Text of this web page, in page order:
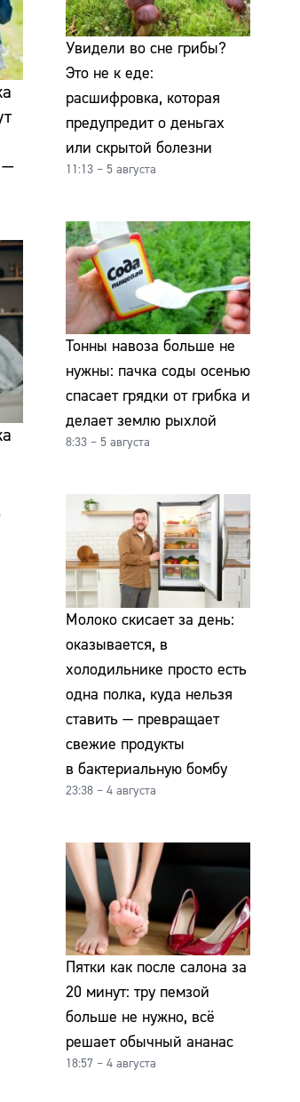
—
Увидели во сне грибы?
Это не к еде:
расшифровка, которая
предупредит о деньгах
или скрытой болезни
11:13 – 5 августа
Тонны навоза больше не
нужны: пачка соды осенью
спасает грядки от грибка и
делает землю рыхлой
8:33 – 5 августа
Молоко скисает за день:
оказывается, в
холодильнике просто есть
одна полка, куда нельзя
ставить — превращает
свежие продукты
в бактериальную бомбу
23:38 – 4 августа
Пятки как после салона за
20 минут: тру пемзой
больше не нужно, всё
решает обычный ананас
18:57 – 4 августа